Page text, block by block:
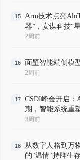
15
Arm技术点亮
器”，安谋科技“
2周前
16 面壁智能端侧模
2周前
17
CSDI峰会开启：
期，智能系统重
3周前
18
从数字人格到万
的"温情"持牌生